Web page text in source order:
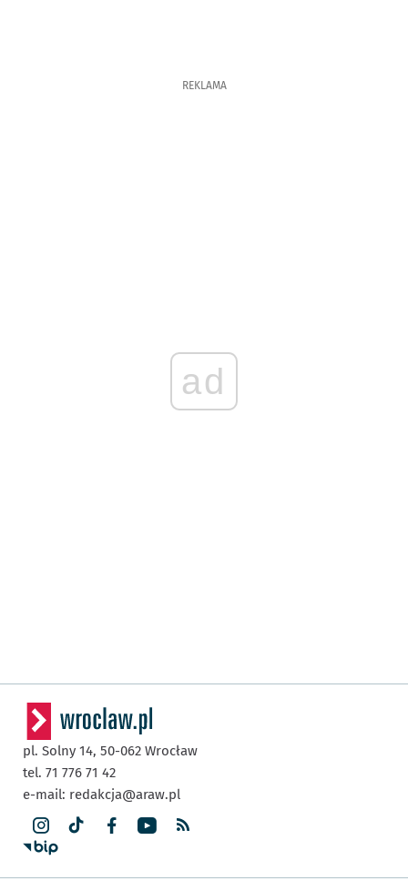
REKLAMA
ad
pl. Solny 14, 50-062 Wrocław
tel. 71 776 71 42
e-mail: redakcja@araw.pl